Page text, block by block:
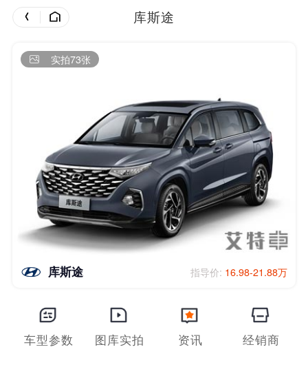
库斯途
实拍73张
库斯途 指导价: 16.98-21.88万
车型参数 图库实拍 资讯 经销商